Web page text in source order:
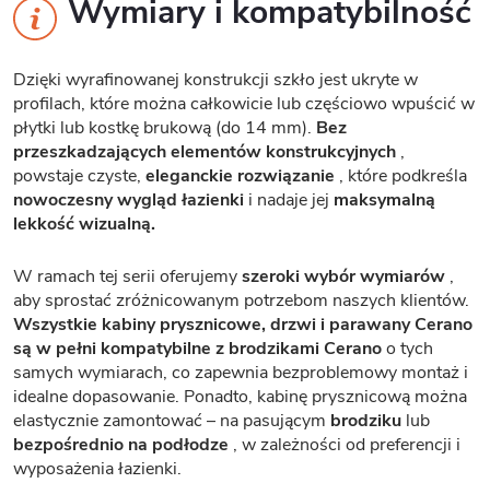
Wymiary i kompatybilność
Dzięki wyrafinowanej konstrukcji szkło jest ukryte w
profilach, które można całkowicie lub częściowo wpuścić w
płytki lub kostkę brukową (do 14 mm). Bez
przeszkadzających elementów konstrukcyjnych ,
powstaje czyste, eleganckie rozwiązanie , które podkreśla
nowoczesny wygląd łazienki i nadaje jej maksymalną
lekkość wizualną.
W ramach tej serii oferujemyszeroki wybór wymiarów ,
aby sprostać zróżnicowanym potrzebom naszych klientów.
Wszystkie kabiny prysznicowe, drzwi i parawany Cerano
są w pełni kompatybilne z brodzikami Ceranoo tych
samych wymiarach, co zapewnia bezproblemowy montaż i
idealne dopasowanie. Ponadto, kabinę prysznicową można
elastycznie zamontować – na pasującym brodziku lub
bezpośrednio na podłodze , w zależności od preferencji i
wyposażenia łazienki.